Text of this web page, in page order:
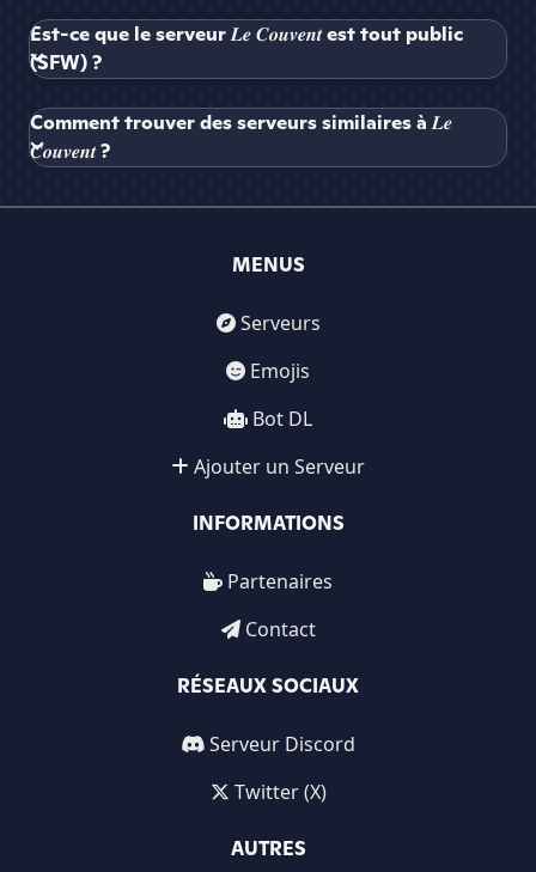
Est-ce que le serveur 𝑳𝒆 𝑪𝒐𝒖𝒗𝒆𝒏𝒕 est tout public
(SFW) ?
Comment trouver des serveurs similaires à 𝑳𝒆
𝑪𝒐𝒖𝒗𝒆𝒏𝒕 ?
MENUS
Serveurs
Emojis
Bot DL
Ajouter un Serveur
INFORMATIONS
Partenaires
Contact
RÉSEAUX SOCIAUX
Serveur Discord
Twitter (X)
AUTRES